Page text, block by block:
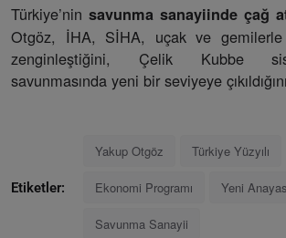
Türkiye’nin savunma sanayiinde çağ
Otgöz, İHA, SİHA, uçak ve
zenginleştiğini, Çelik Kubbe
savunmasında yeni bir seviyeye
Etiketler:
Yakup Otgöz Türkiye Yüzyılı
Ekonomi Programı Yeni
Savunma Sanayii